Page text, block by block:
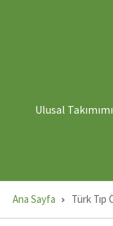
MENÜUlusal
Ana Sayfa Türk Tıp